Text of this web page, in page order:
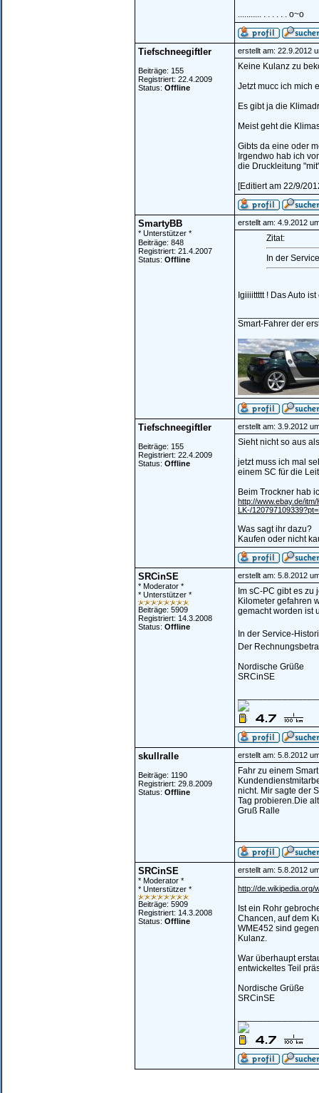
........... . . . . . . o~o
Tiefschneegiftler
Beiträge: 155
Registriert: 22.4.2009
Status: Offline
erstellt am: 22.9.2012
Keine Kulanz zu
Jetzt mucc ich mich
Es gibt ja die
Meist geht die
Gibts da eine oder
Irgendwo hab ich
die Druckleitung
[Editiert am 22/9/
SmartyBB
* Unterstützer *
Beiträge: 848
Registriert: 21.4.2007
Status: Offline
erstellt am: 4.9.2012
Zitat:
In der
Igiiiittttt ! Das Auto
Smart-Fahrer der
Tiefschneegiftler
Beiträge: 155
Registriert: 22.4.2009
Status: Offline
erstellt am: 3.9.2012
Sieht nicht so aus
jetzt muss ich mal
einem SC für die
Beim Trockner hab
http://www.ebay.de/
LK-/
Was sagt ihr dazu?
Kaufen oder nicht
SRCinSE
* Moderator *
* Unterstützer *
Beiträge: 5909
Registriert: 14.3.2008
Status: Offline
erstellt am: 5.8.2012
Im sC-PC gibt es
Kilometer gefahren
gemacht worden ist
In der Service-
Der
Nordische Grüße
SRCinSE
skullralle
Beiträge: 1190
Registriert: 29.8.2009
Status: Offline
erstellt am: 5.8.2012
Fahr zu einem
nicht. Mir sagte der
Tag probieren.Die
Gruß Ralle
SRCinSE
* Moderator *
* Unterstützer *
Beiträge: 5909
Registriert: 14.3.2008
Status: Offline
erstellt am: 5.8.2012
http://de.wikipedia.org/
Ist ein Rohr
Chancen, auf dem
WME452 sind
Kulanz.
War überhaupt
entwickeltes Teil
Nordische Grüße
SRCinSE